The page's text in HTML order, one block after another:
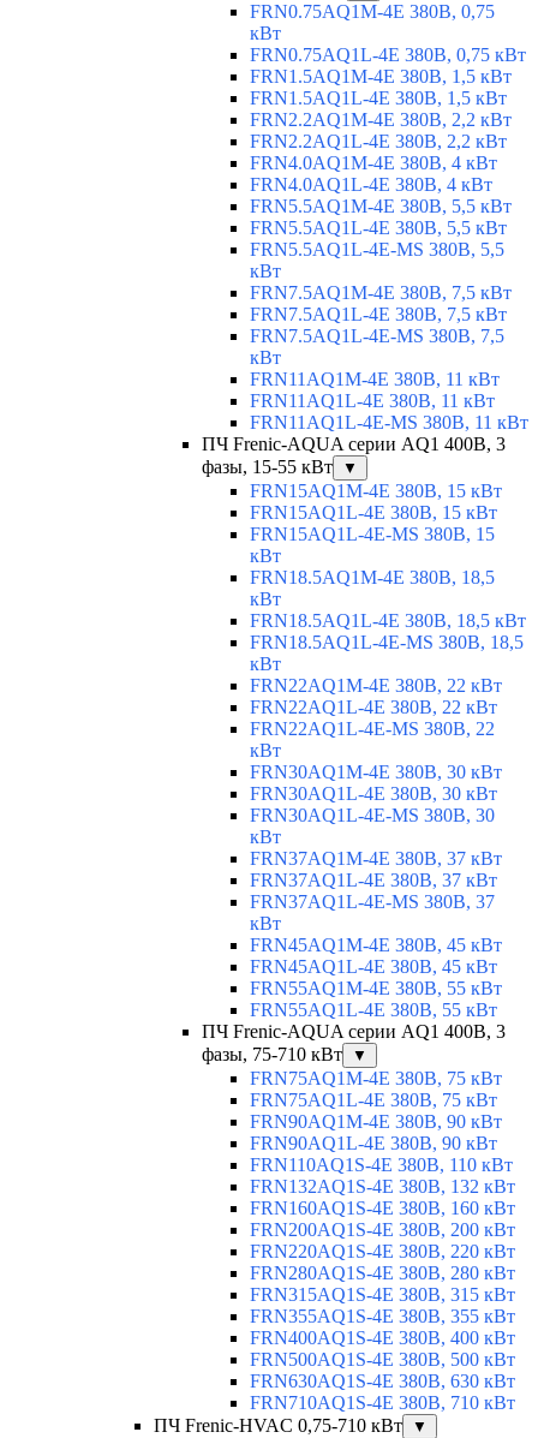
FRN0.75AQ1M-4E 380В, 0,75
кВт
FRN0.75AQ1L-4E 380В, 0,75 кВт
FRN1.5AQ1M-4E 380В, 1,5 кВт
FRN1.5AQ1L-4E 380В, 1,5 кВт
FRN2.2AQ1M-4E 380В, 2,2 кВт
FRN2.2AQ1L-4E 380В, 2,2 кВт
FRN4.0AQ1M-4E 380В, 4 кВт
FRN4.0AQ1L-4E 380В, 4 кВт
FRN5.5AQ1M-4E 380В, 5,5 кВт
FRN5.5AQ1L-4E 380В, 5,5 кВт
FRN5.5AQ1L-4E-MS 380В, 5,5
кВт
FRN7.5AQ1M-4E 380В, 7,5 кВт
FRN7.5AQ1L-4E 380В, 7,5 кВт
FRN7.5AQ1L-4E-MS 380В, 7,5
кВт
FRN11AQ1M-4E 380В, 11 кВт
FRN11AQ1L-4E 380В, 11 кВт
FRN11AQ1L-4E-MS 380В, 11 кВт
ПЧ Frenic-AQUA серии AQ1 400В, 3
фазы, 15-55 кВт
▼
FRN15AQ1M-4E 380В, 15 кВт
FRN15AQ1L-4E 380В, 15 кВт
FRN15AQ1L-4E-MS 380В, 15
кВт
FRN18.5AQ1M-4E 380В, 18,5
кВт
FRN18.5AQ1L-4E 380В, 18,5 кВт
FRN18.5AQ1L-4E-MS 380В, 18,5
кВт
FRN22AQ1M-4E 380В, 22 кВт
FRN22AQ1L-4E 380В, 22 кВт
FRN22AQ1L-4E-MS 380В, 22
кВт
FRN30AQ1M-4E 380В, 30 кВт
FRN30AQ1L-4E 380В, 30 кВт
FRN30AQ1L-4E-MS 380В, 30
кВт
FRN37AQ1M-4E 380В, 37 кВт
FRN37AQ1L-4E 380В, 37 кВт
FRN37AQ1L-4E-MS 380В, 37
кВт
FRN45AQ1M-4E 380В, 45 кВт
FRN45AQ1L-4E 380В, 45 кВт
FRN55AQ1M-4E 380В, 55 кВт
FRN55AQ1L-4E 380В, 55 кВт
ПЧ Frenic-AQUA серии AQ1 400В, 3
фазы, 75-710 кВт
▼
FRN75AQ1M-4E 380В, 75 кВт
FRN75AQ1L-4E 380В, 75 кВт
FRN90AQ1M-4E 380В, 90 кВт
FRN90AQ1L-4E 380В, 90 кВт
FRN110AQ1S-4E 380В, 110 кВт
FRN132AQ1S-4E 380В, 132 кВт
FRN160AQ1S-4E 380В, 160 кВт
FRN200AQ1S-4E 380В, 200 кВт
FRN220AQ1S-4E 380В, 220 кВт
FRN280AQ1S-4E 380В, 280 кВт
FRN315AQ1S-4E 380В, 315 кВт
FRN355AQ1S-4E 380В, 355 кВт
FRN400AQ1S-4E 380В, 400 кВт
FRN500AQ1S-4E 380В, 500 кВт
FRN630AQ1S-4E 380В, 630 кВт
FRN710AQ1S-4E 380В, 710 кВт
ПЧ Frenic-HVAC 0,75-710 кВт
▼